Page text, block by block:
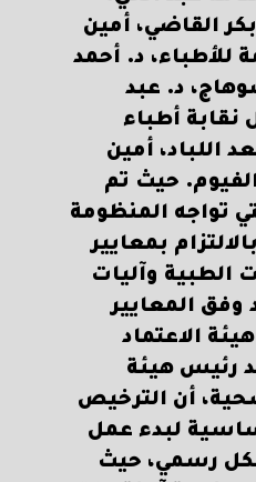
القاضي، أمين
للأطباء، د. أحمد
د. عبد
نقابة أطباء
اللباد، أمين
حيث تم
تواجه المنظومة
بمعايير
الطبية وآليات
وفق المعايير
الاعتماد
رئيس هيئة
أن الترخيص
لبدء عمل
رسمي، حيث